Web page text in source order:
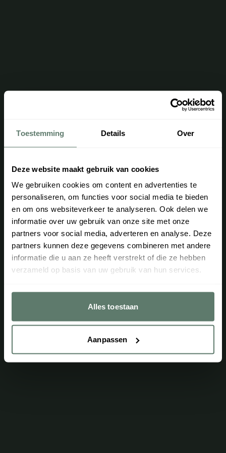
Toestemming Details Over
Deze website maakt gebruik van cookies
We gebruiken cookies om content en advertenties te
personaliseren, om functies voor social media te bieden
en om ons websiteverkeer te analyseren. Ook delen we
informatie over uw gebruik van onze site met onze
partners voor social media, adverteren en analyse. Deze
partners kunnen deze gegevens combineren met andere
informatie die u aan ze heeft verstrekt of die ze hebben
verzameld op basis van uw gebruik van hun services.
Alles toestaan
Aanpassen
Helaas kon dit product niet gevonden worden
Terug